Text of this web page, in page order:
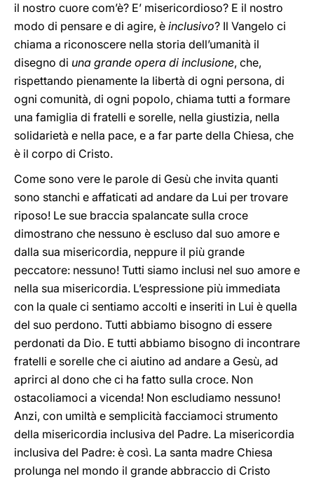
il nostro cuore com’è? E’ misericordioso? E il nostro
modo di pensare e di agire, è inclusivo? Il Vangelo ci
chiama a riconoscere nella storia dell’umanità il
disegno di una grande opera di inclusione, che,
rispettando pienamente la libertà di ogni persona, di
ogni comunità, di ogni popolo, chiama tutti a formare
una famiglia di fratelli e sorelle, nella giustizia, nella
solidarietà e nella pace, e a far parte della Chiesa, che
è il corpo di Cristo.
Come sono vere le parole di Gesù che invita quanti
sono stanchi e affaticati ad andare da Lui per trovare
riposo! Le sue braccia spalancate sulla croce
dimostrano che nessuno è escluso dal suo amore e
dalla sua misericordia, neppure il più grande
peccatore: nessuno! Tutti siamo inclusi nel suo amore e
nella sua misericordia. L’espressione più immediata
con la quale ci sentiamo accolti e inseriti in Lui è quella
del suo perdono. Tutti abbiamo bisogno di essere
perdonati da Dio. E tutti abbiamo bisogno di incontrare
fratelli e sorelle che ci aiutino ad andare a Gesù, ad
aprirci al dono che ci ha fatto sulla croce. Non
ostacoliamoci a vicenda! Non escludiamo nessuno!
Anzi, con umiltà e semplicità facciamoci strumento
della misericordia inclusiva del Padre. La misericordia
inclusiva del Padre: è così. La santa madre Chiesa
prolunga nel mondo il grande abbraccio di Cristo